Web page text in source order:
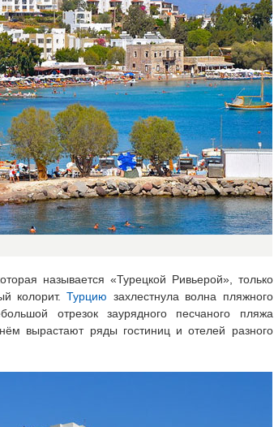
называется «Турецкой Ривьерой», только
колорит.Турцию захлестнула волна пляжного
отрезок заурядного песчаного пляжа
вырастают ряды гостиниц и отелей разного